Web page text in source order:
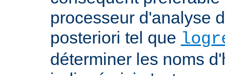
processeur d'analyse
posteriori tel que
déterminer les noms